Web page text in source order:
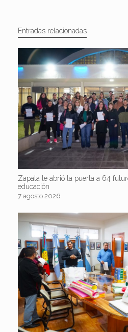
Entradas relacionadas
Zapala le abrió la puerta a 64
educación
7 agosto 2026